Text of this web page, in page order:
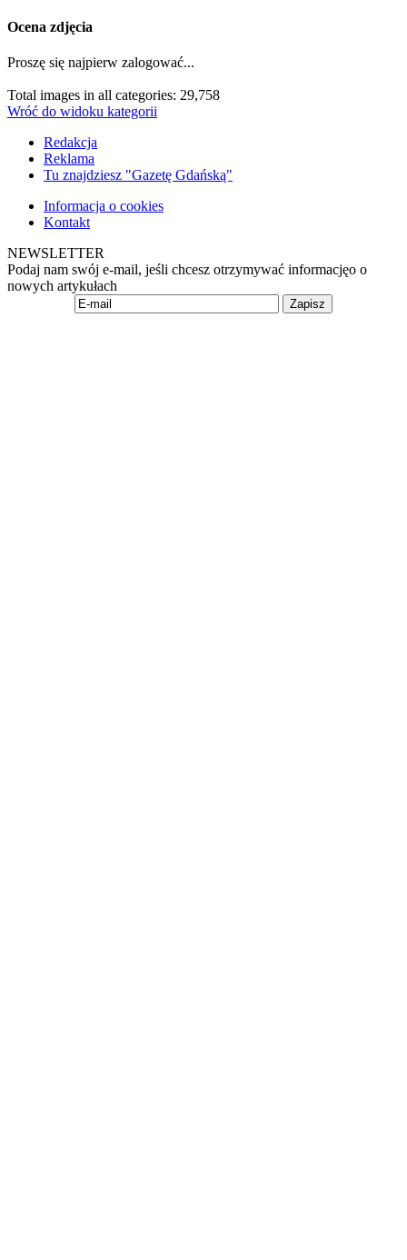
Ocena zdjęcia
Proszę się najpierw zalogować...
Total images in all categories: 29,758
Wróć do widoku kategorii
Redakcja
Reklama
Tu znajdziesz "Gazetę Gdańską"
Informacja o cookies
Kontakt
NEWSLETTER
Podaj nam swój e-mail, jeśli chcesz otrzymywać informacjęo o
nowych artykułach
Zapisz